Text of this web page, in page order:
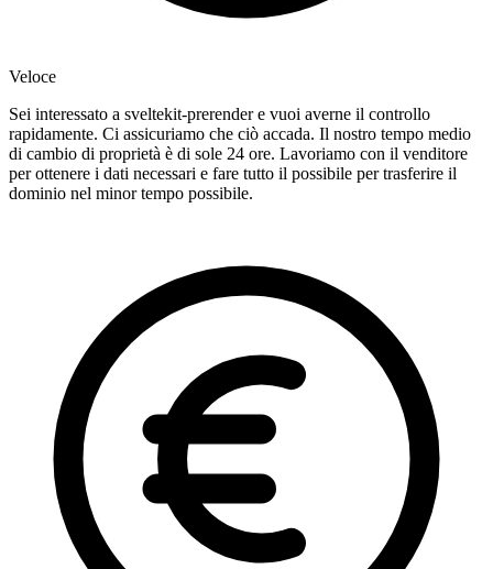
Veloce
Sei interessato a sveltekit-prerender e vuoi averne il controllo
rapidamente. Ci assicuriamo che ciò accada. Il nostro tempo medio
di cambio di proprietà è di sole 24 ore. Lavoriamo con il venditore
per ottenere i dati necessari e fare tutto il possibile per trasferire il
dominio nel minor tempo possibile.